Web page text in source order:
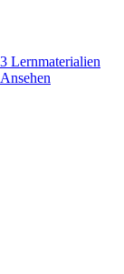
3 Lernmaterialien
Ansehen